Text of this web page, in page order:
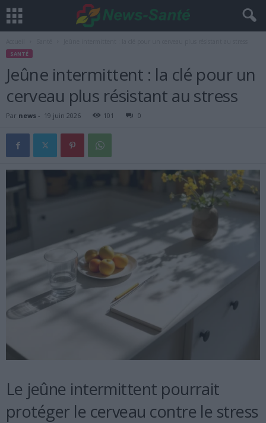
SANTÉ
Jeûne intermittent : la clé pour un
cerveau plus résistant au stress
Par news - 19 juin 2026 101 0
Le jeûne intermittent pourrait
protéger le cerveau contre le stress